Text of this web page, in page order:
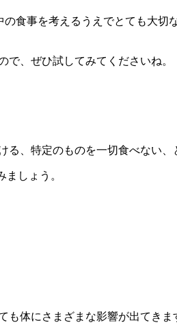
食事を考えるうえでとても大
、ぜひ試してみてくださいね。
、特定のものを一切食べない
しょう。
体にさまざまな影響が出てきま